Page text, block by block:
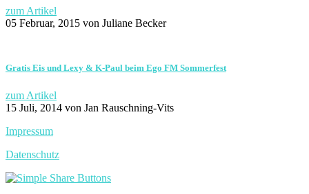
zum Artikel
05 Februar, 2015 von Juliane Becker
Gratis Eis und Lexy & K-Paul beim Ego FM Sommerfest
zum Artikel
15 Juli, 2014 von Jan Rauschning-Vits
Impressum
Datenschutz